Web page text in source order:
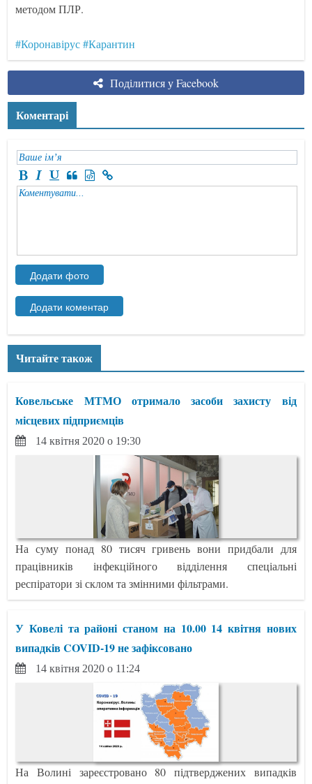
методом ПЛР.
#Коронавірус #Карантин
Поділитися у Facebook
Коментарі
Читайте також
Ковельське МТМО отримало засоби захисту від
місцевих підприємців
14 квітня 2020 о 19:30
На суму понад 80 тисяч гривень вони придбали для
працівників інфекційного відділення спеціальні
респіратори зі склом та змінними фільтрами.
У Ковелі та районі станом на 10.00 14 квітня нових
випадків COVID-19 не зафіксовано
14 квітня 2020 о 11:24
На Волині зареєстровано 80 підтверджених випадків